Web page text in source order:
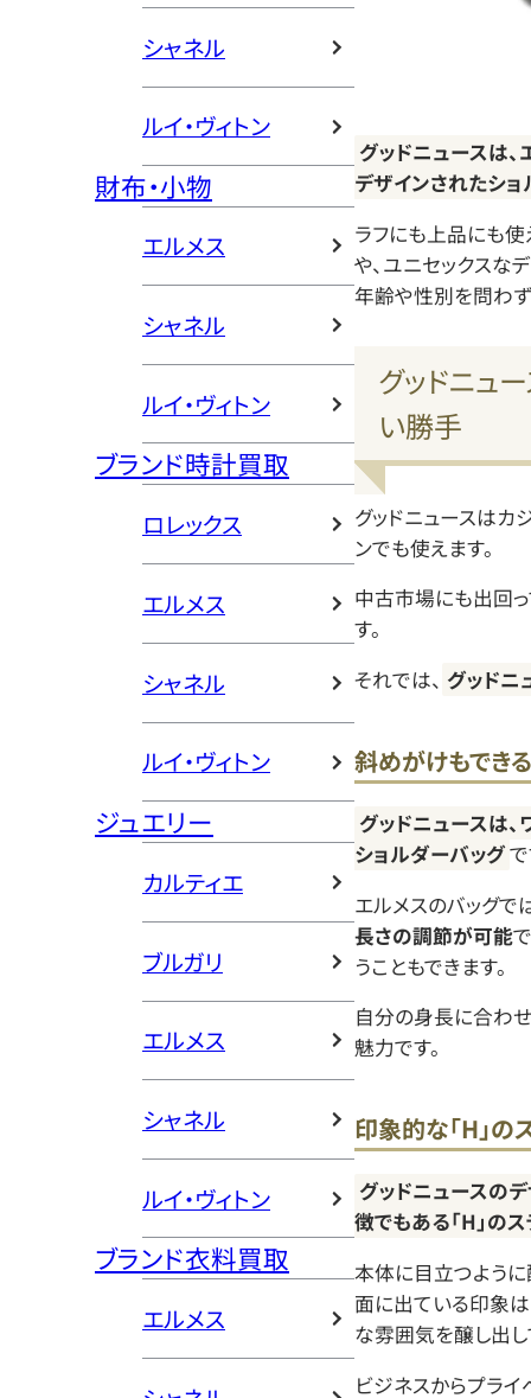
シャネル
ルイ・ヴィトン
財布・小物
エルメス
シャネル
ルイ・ヴィトン
ブランド時計買取
ロレックス
エルメス
シャネル
ルイ・ヴィトン
ジュエリー
カルティエ
ブルガリ
エルメス
シャネル
ルイ・ヴィトン
ブランド衣料買取
エルメス
グッドニュースは
デザインされたシ
ラフにも上品にも使
や、ユニセックスな
年齢や性別を問わず
グッドニュ
い勝手
グッドニュースはカ
ンでも使えます。
中古市場にも出回
す。
それでは、 グッドニ
斜めがけもでき
グッドニュースは
ショルダーバッグで
エルメスのバッグで
長さの調節が可能
うこともできます。
自分の身長に合わ
魅力です。
印象的な「H」の
グッドニュースの
徴でもある「H」の
本体に目立つように
面に出ている印象は
な雰囲気を醸し出し
ビジネスからプラ